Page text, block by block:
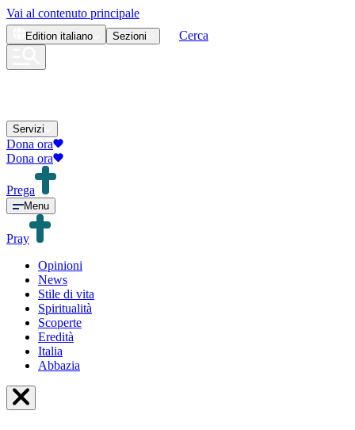
Vai al contenuto principale
Edition italiano Sezioni Cerca
Servizi
Dona ora
Dona ora
Prega
Menu
Pray
Opinioni
News
Stile di vita
Spiritualità
Scoperte
Eredità
Italia
Abbazia